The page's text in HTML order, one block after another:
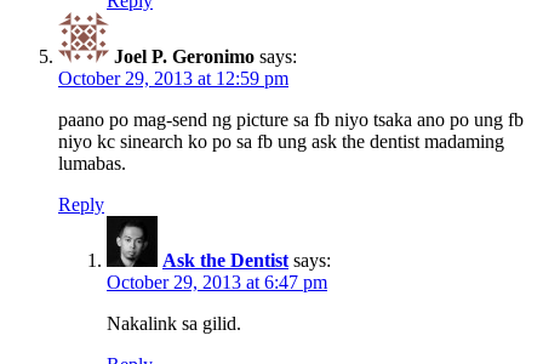
Joel P. Geronimo says:
October 29, 2013 at 12:59 pm
paano po mag-send ng picture sa fb niyo tsaka ano po ung fb
niyo kc sinearch ko po sa fb ung ask the dentist madaming
lumabas.
Reply
Ask the Dentist says:
October 29, 2013 at 6:47 pm
Nakalink sa gilid.